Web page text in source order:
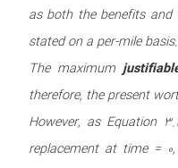
as both the benefits
stated on a per-mile basis.
The maximum
therefore, the present
However, as Equation
replacement at time =